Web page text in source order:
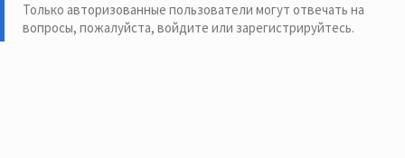
Только авторизованные пользователи могут отвечать на
вопросы, пожалуйста, войдите или зарегистрируйтесь.